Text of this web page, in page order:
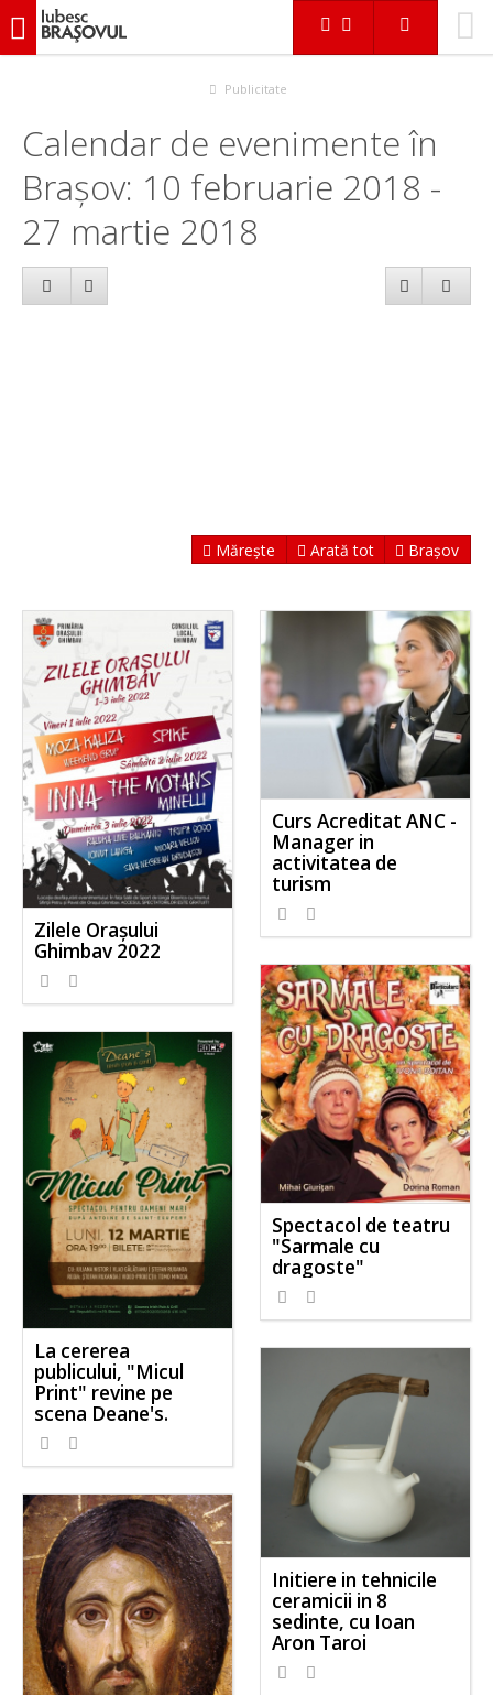
iubescbraşovul.ro
Publicitate
Calendar de evenimente în
Brașov: 10 februarie 2018 -
27 martie 2018
Mărește Arată tot Brașov
Zilele Orașului
Ghimbav 2022
Curs Acreditat ANC -
Manager in
activitatea de
turism
Spectacol de teatru
"Sarmale cu
dragoste"
La cererea
publicului, "Micul
Print" revine pe
scena Deane's.
Initiere in tehnicile
ceramicii in 8
sedinte, cu Ioan
Aron Taroi